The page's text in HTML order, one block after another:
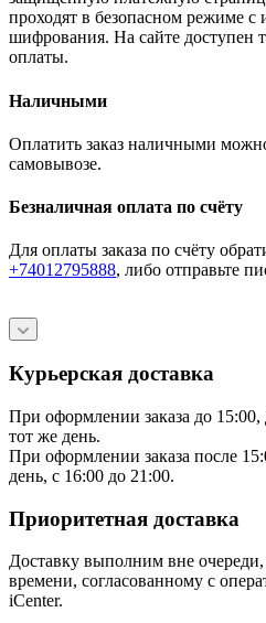
проходят в безопасном режиме с
шифрования. На сайте доступен
оплаты.
Наличными
Оплатить заказ наличными
самовывозе.
Безналичная оплата по счёту
Для оплаты заказа по счёту
+74012795888, либо отправьте
Курьерская доставка
При оформлении заказа до 15:00,
тот же день.
При оформлении заказа после
день, с 16:00 до 21:00.
Приоритетная доставка
Доставку выполним вне
времени, согласованному с
iCenter.